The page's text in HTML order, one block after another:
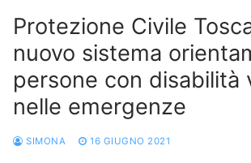
Protezione Civile
nuovo sistema
persone con disabilità
nelle emergenze
SIMONA 16 GIUGNO 2021